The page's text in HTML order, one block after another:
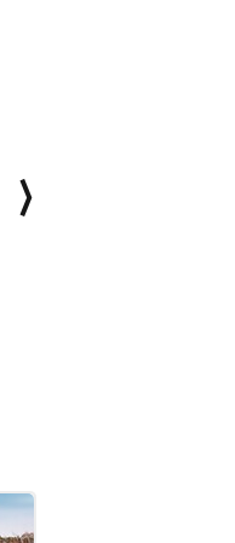
⟩